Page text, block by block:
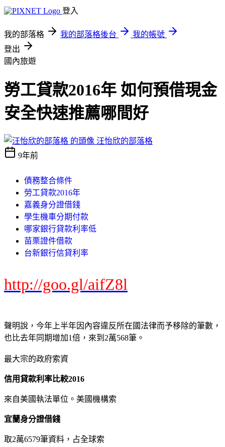
登入
我的部落格 我的部落格後台
我的帳號
登出
國內旅遊
勞工貸款2016年 如何預借現金
安全快速推薦哪間好
汪怡欣的部落格
9年前
債務整合條件
勞工貸款2016年
嘉義身分證借錢
學生機車分期付款
哪家銀行貸款利率低
苗栗證件借款
台新銀行信貸利率
http://goo.gl/aifZ8l
聲明說，今年上半年因內容違反所在國法律而予移除的筆數，
也比去年同期增加1倍，來到2萬568筆。
最大宗的政府索資
信用貸款利率比較2016
來自美國執法單位。美國機構索
宜蘭身分證借錢
取2萬6579筆資料，占全球索